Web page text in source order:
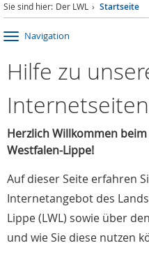
Sie sind hier: Der LWL Startseite
Navigation
Hilfe zu
Internetseiten
Herzlich Willkommen
Westfalen-Lippe!
Auf dieser Seite erfahren
Internetangebot des
Lippe (LWL) sowie über
und wie Sie diese nutzen